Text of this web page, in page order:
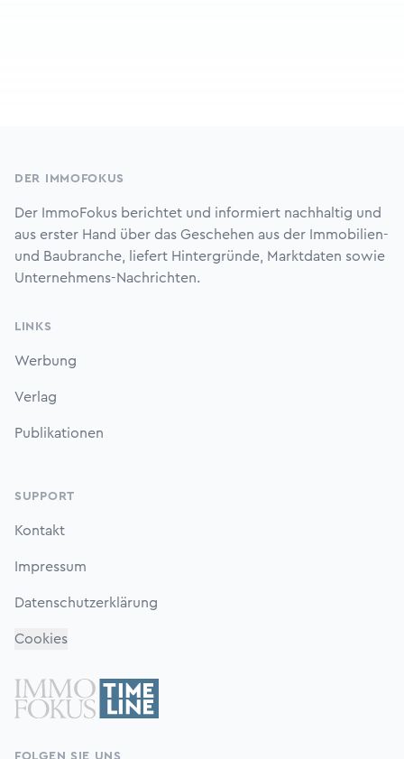
DER IMMOFOKUS
Der ImmoFokus berichtet und informiert nachhaltig und
aus erster Hand über das Geschehen aus der Immobilien-
und Baubranche, liefert Hintergründe, Marktdaten sowie
Unternehmens-Nachrichten.
LINKS
Werbung
Verlag
Publikationen
SUPPORT
Kontakt
Impressum
Datenschutzerklärung
Cookies
FOLGEN SIE UNS